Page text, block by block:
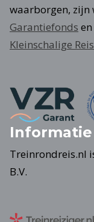
waarborgen, zijn
Garantiefonds
Kleinschalige
Informatie
Treinrondreis.nl
B.V.